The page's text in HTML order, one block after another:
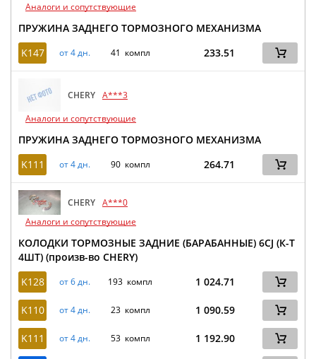
Аналоги и сопутствующие
ПРУЖИНА ЗАДНЕГО ТОРМОЗНОГО МЕХАНИЗМА
K147
от 4 дн. 41 компл 233.51
CHERY A***3
Аналоги и сопутствующие
ПРУЖИНА ЗАДНЕГО ТОРМОЗНОГО МЕХАНИЗМА
K111
от 4 дн. 90 компл 264.71
CHERY A***0
Аналоги и сопутствующие
КОЛОДКИ ТОРМОЗНЫЕ ЗАДНИЕ (БАРАБАННЫЕ) 6CJ (К-Т
4ШТ) (произв-во CHERY)
K128
от 6 дн. 193 компл 1 024.71
K110 от 4 дн. 23 компл 1 090.59
K111 от 4 дн. 53 компл 1 192.90